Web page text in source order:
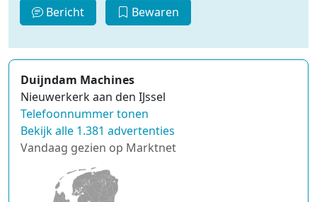
Bericht Bewaren
Duijndam Machines
Nieuwerkerk aan den IJssel
Telefoonnummer tonen
Bekijk alle 1.381 advertenties
Vandaag gezien op Marktnet